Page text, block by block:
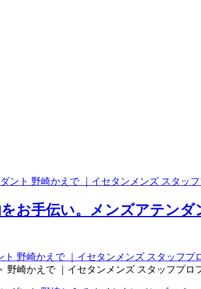
ント 野崎かえで ｜イセタンメンズ スタッ
お手伝い。メンズアテン
野崎かえで ｜イセタンメンズ スタッフプロ